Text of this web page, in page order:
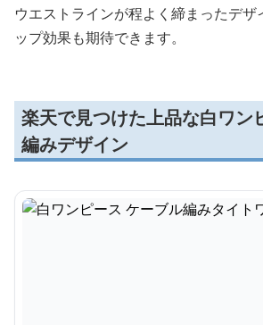
ウエストラインが程よく締まったデ
ップ効果も期待できます。
楽天で見つけた上品な白ワン
編みデザイン